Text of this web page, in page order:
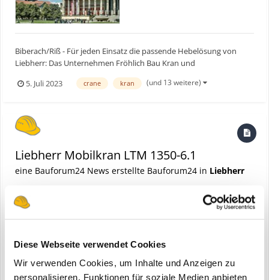
Diese Webseite verwendet Cookies
Wir verwenden Cookies, um Inhalte und Anzeigen zu
personalisieren, Funktionen für soziale Medien anbieten
Biberach/Riß - Für jeden Einsatz die passende Hebelösung von
Liebherr: Das Unternehmen Fröhlich Bau Kran und
sieben Geräte auf. Die Großbestellung umfasst mit drei MK 73-3.1,
5. Juli 2023 crane kran (und 13 weitere)
Liebherr Mobilkran LTM 1350-6.1
eine Bauforum24 News erstellte Bauforum24 in Liebherr